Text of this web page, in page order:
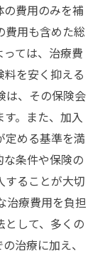
費用のみを補
費用も含めた総
ては、治療費
を安く抑える
は、その保険会
。また、加入
定める基準を満
条件や保険の
することが大切
治療費用を負担
として、多くの
治療に加え、